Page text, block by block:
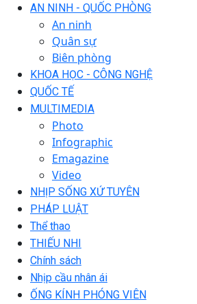
AN NINH - QUỐC PHÒNG
An ninh
Quân sự
Biên phòng
KHOA HỌC - CÔNG NGHỆ
QUỐC TẾ
MULTIMEDIA
Photo
Infographic
Emagazine
Video
NHỊP SỐNG XỨ TUYÊN
PHÁP LUẬT
Thể thao
THIẾU NHI
Chính sách
Nhịp cầu nhân ái
ỐNG KÍNH PHÓNG VIÊN